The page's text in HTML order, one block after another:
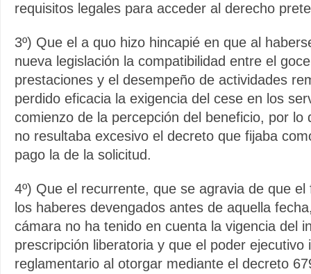
requisitos legales para acceder al derecho
3º) Que el a quo hizo hincapié en que al
nueva legislación la compatibilidad entre el
prestaciones y el desempeño de actividades
perdido eficacia la exigencia del cese en los
comienzo de la percepción del beneficio, por lo
no resultaba excesivo el decreto que fijaba
pago la de la solicitud.
4º) Que el recurrente, que se agravia de que el
los haberes devengados antes de aquella
cámara no ha tenido en cuenta la vigencia del
prescripción liberatoria y que el poder ejecutivo
reglamentario al otorgar mediante el decreto